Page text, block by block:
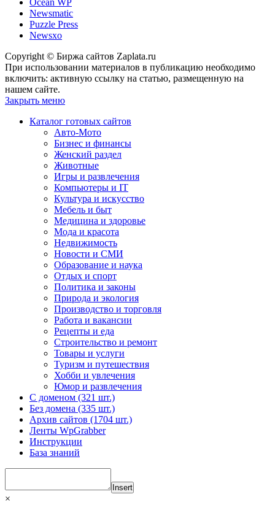
Ocean WP
Newsmatic
Puzzle Press
Newsxo
Copyright © Биржа сайтов Zaplata.ru
При использовании материалов в публикацию необходимо
включить: активную ссылку на статью, размещенную на
нашем сайте.
Закрыть меню
Каталог готовых сайтов
Авто-Мото
Бизнес и финансы
Женский раздел
Животные
Игры и развлечения
Компьютеры и IT
Культура и искусство
Мебель и быт
Медицина и здоровье
Мода и красота
Недвижимость
Новости и СМИ
Образование и наука
Отдых и спорт
Политика и законы
Природа и экология
Производство и торговля
Работа и вакансии
Рецепты и еда
Строительство и ремонт
Товары и услуги
Туризм и путешествия
Хобби и увлечения
Юмор и развлечения
С доменом (321 шт.)
Без домена (335 шт.)
Архив сайтов (1704 шт.)
Ленты WpGrabber
Инструкции
База знаний
Insert
×